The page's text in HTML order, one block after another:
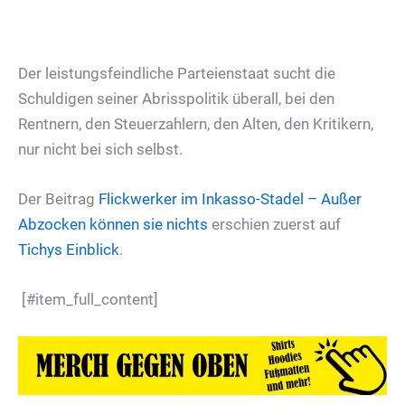
Der leistungsfeindliche Parteienstaat sucht die
Schuldigen seiner Abrisspolitik überall, bei den
Rentnern, den Steuerzahlern, den Alten, den Kritikern,
nur nicht bei sich selbst.
Der Beitrag Flickwerker im Inkasso-Stadel – Außer
Abzocken können sie nichts erschien zuerst auf
Tichys Einblick.
[#item_full_content]